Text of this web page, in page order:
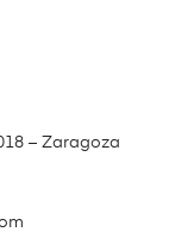
– Zaragoza